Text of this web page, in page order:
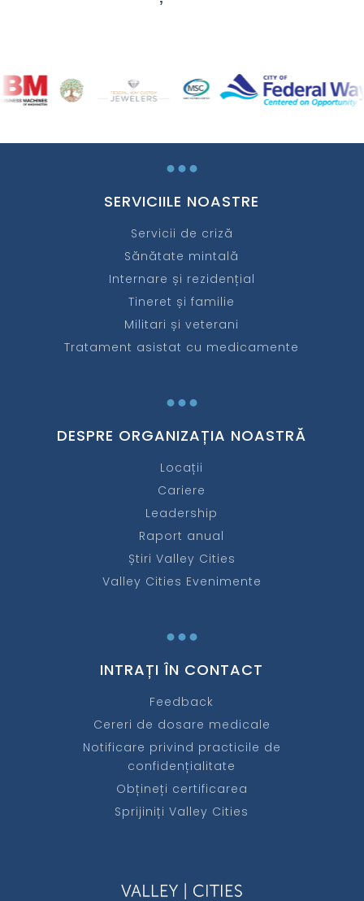
...
SERVICIILE NOASTRE
Servicii de criză
Sănătate mintală
Internare și rezidențial
Tineret și familie
Militari și veterani
Tratament asistat cu medicamente
...
DESPRE ORGANIZAȚIA NOASTRĂ
Locații
Cariere
Leadership
Raport anual
Știri Valley Cities
Valley Cities Evenimente
...
INTRAȚI ÎN CONTACT
Feedback
Cereri de dosare medicale
Notificare privind practicile de
confidențialitate
Obțineți certificarea
Sprijiniți Valley Cities